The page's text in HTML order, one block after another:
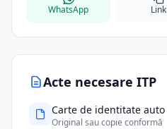
Acte necesare ITP
Carte de identitate auto
Original sau copie conformă
WhatsApp Link